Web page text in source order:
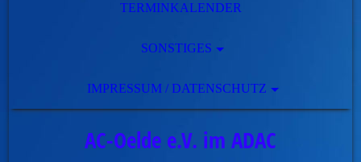
TERMINKALENDER
SONSTIGES
IMPRESSUM / DATENSCHUTZ
AC-Oelde e.V. im ADAC